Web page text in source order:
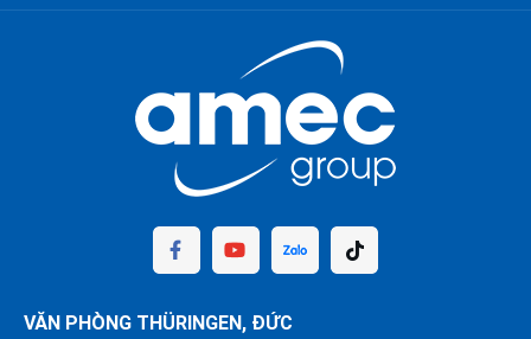
VĂN PHÒNG THÜRINGEN, ĐỨC